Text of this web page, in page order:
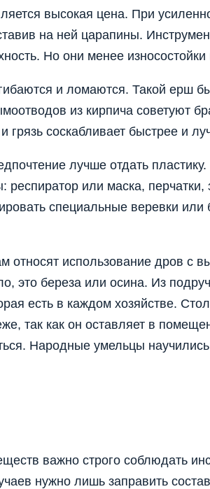
высокая цена. При
на ней царапины.
Но они менее
и ломаются. Такой ерш
из кирпича советуют
соскабливает быстрее и
лучше отдать
респиратор или маска, перчатки,
специальные веревки или
использование дров с
это береза или осина. Из
есть в каждом хозяйстве.
так как он оставляет в
Народные умельцы научились
важно строго соблюдать
нужно лишь заправить